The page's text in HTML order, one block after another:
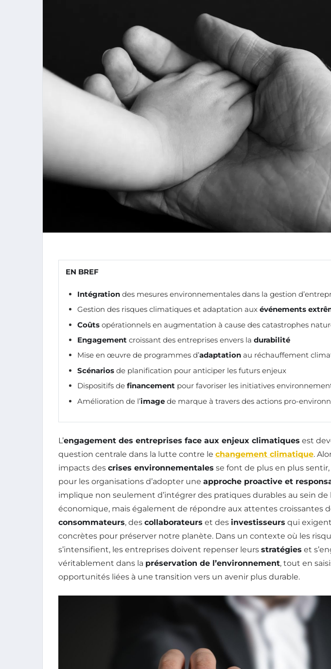
EN BREF
Intégration des mesures environnementales dans la gestion
Gestion des risques climatiques et adaptation aux événements
Coûts opérationnels en augmentation à cause des catastrophes
Engagement croissant des entreprises envers la durabilité
Mise en œuvre de programmes d’adaptation au réchauffement
Scénarios de planification pour anticiper les futurs enjeux
Dispositifs de financement pour favoriser les initiatives
Amélioration de l’image de marque à travers des actions pro-
L’engagement des entreprises face aux enjeux climatiques est
question centrale dans la lutte contre le changement climatique.
impacts des crises environnementales se font de plus en plus
pour les organisations d’adopter une approche proactive et
implique non seulement d’intégrer des pratiques durables au sein de
économique, mais également de répondre aux attentes croissantes
consommateurs, des collaborateurs et des investisseurs qui
concrètes pour préserver notre planète. Dans un contexte où les
s’intensifient, les entreprises doivent repenser leurs stratégies et
véritablement dans la préservation de l’environnement, tout en
opportunités liées à une transition vers un avenir plus durable.